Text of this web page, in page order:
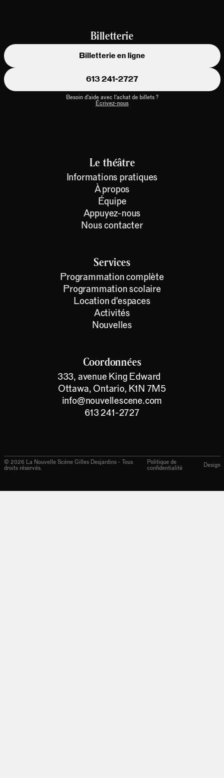
Coordonnées
333, avenue King Edward
Ottawa, Ontario, K1N 7M5
info@nouvellescene.com
613 241-2727
Services
Programmation complète
Programmation scolaire
Location d'espaces
Activités
Nouvelles
Le théâtre
Informations pratiques
À propos
Équipe
Appuyez-nous
Nous contacter
Billetterie
Billetterie en ligne
613 241-2727
Besoin d'aide avec l'achat de billets ?
Écrivez-nous
© 2026 La Nouvelle Scène Gilles Desjardins - Tous
droits réservés.
Politique de
confidentialité
Design